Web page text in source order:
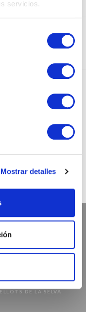
servicios.
Mostrar detalles
PAPEL Y EL
/ Sobres ...
DE LA SELVA